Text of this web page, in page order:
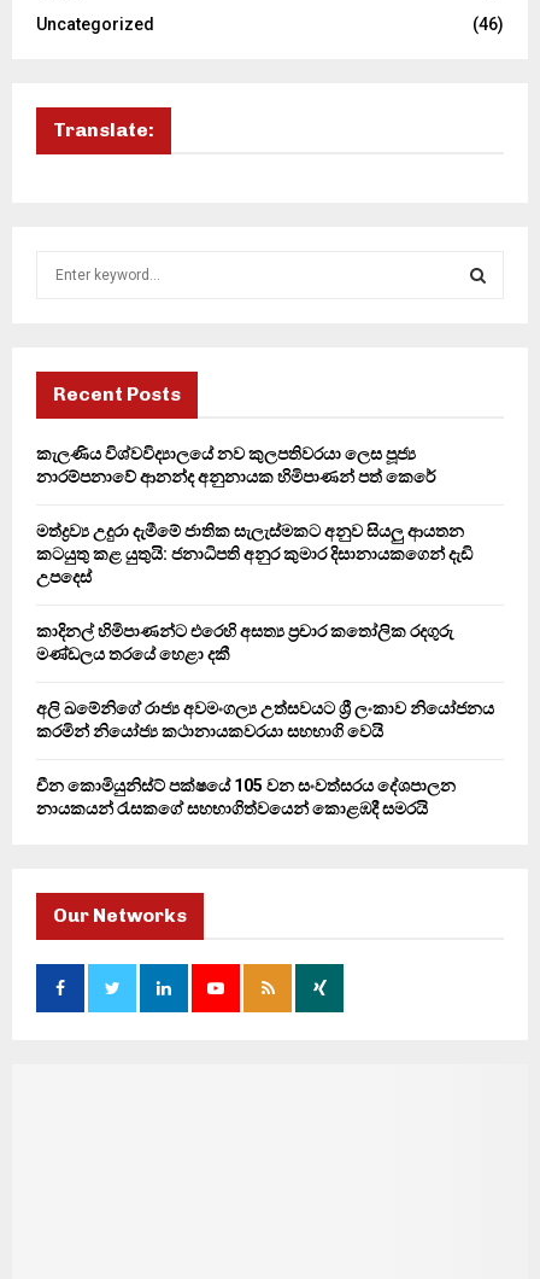
Uncategorized
(46)
Translate:
f
r
H
Recent Posts
කැලණිය විශ්වවිද්‍යාලයේ නව කුලපතිවරයා ලෙස පූජ්‍ය
නාරම්පනාවේ ආනන්ද අනුනායක හිමිපාණන් පත් කෙරේ
මත්ද්‍රව්‍ය උදුරා දැමීමේ ජාතික සැලැස්මකට අනුව සියලු ආයතන
කටයුතු කළ යුතුයි: ජනාධිපති අනුර කුමාර දිසානායකගෙන් දැඩි
උපදෙස්
කාදිනල් හිමිපාණන්ට එරෙහි අසත්‍ය ප්‍රචාර කතෝලික රදගුරු
මණ්ඩලය තරයේ හෙළා දකී
අලි ඛමේනිගේ රාජ්‍ය අවමංගල්‍ය උත්සවයට ශ්‍රී ලංකාව නියෝජනය
කරමින් නියෝජ්‍ය කථානායකවරයා සහභාගි වෙයි
චීන කොමියුනිස්ට් පක්ෂයේ 105 වන සංවත්සරය දේශපාලන
නායකයන් රැසකගේ සහභාගිත්වයෙන් කොළඹදී සමරයි
Our Networks